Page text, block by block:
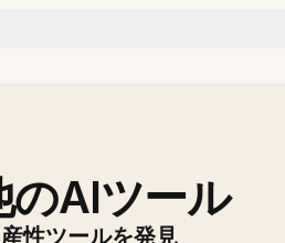
のAIツール
性ツールを発見